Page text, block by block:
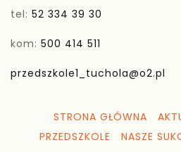
tel: 52 334 39 30
kom: 500 414 511
przedszkole1_tuchola@o2.pl
STRONA GŁÓWNA
PRZEDSZKOLE
NASZE